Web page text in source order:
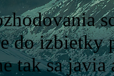
do izbietky
tak sa